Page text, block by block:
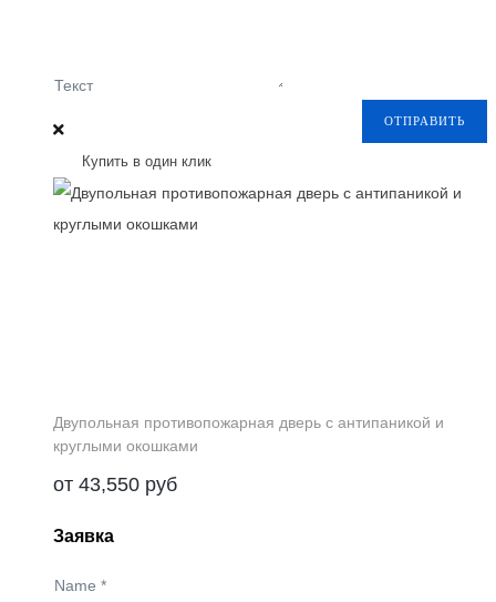
Текст
ОТПРАВИТЬ
Купить в один клик
Двупольная противопожарная дверь с антипаникой и
круглыми окошками
от 43,550 руб
Заявка
Name *